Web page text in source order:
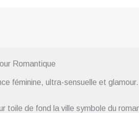
Romantique
féminine, ultra-sensuelle et glamour.
toile de fond la ville symbole du